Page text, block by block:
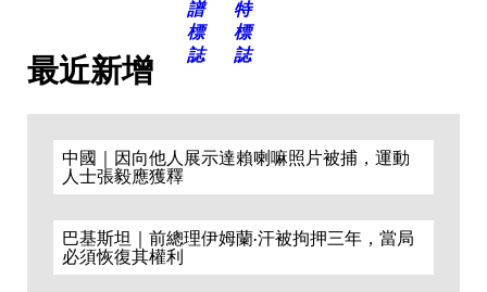
最近新增
中國｜因向他人展示達賴喇嘛照片被捕，運動
人士張毅應獲釋
巴基斯坦｜前總理伊姆蘭·汗被拘押三年，當局
必須恢復其權利